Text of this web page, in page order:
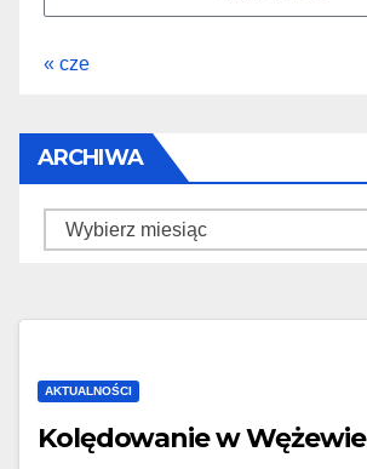
« cze
ARCHIWA
Archiwa
AKTUALNOŚCI
Kolędowanie w Wężewie